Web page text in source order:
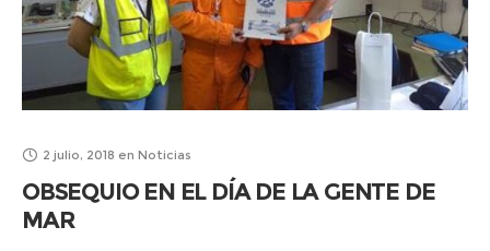
2 julio, 2018 en Noticias
OBSEQUIO EN EL DÍA DE LA GENTE DE
MAR